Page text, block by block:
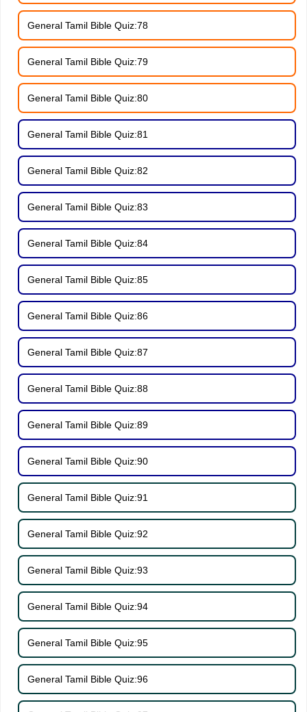
General Tamil Bible Quiz:78
General Tamil Bible Quiz:79
General Tamil Bible Quiz:80
General Tamil Bible Quiz:81
General Tamil Bible Quiz:82
General Tamil Bible Quiz:83
General Tamil Bible Quiz:84
General Tamil Bible Quiz:85
General Tamil Bible Quiz:86
General Tamil Bible Quiz:87
General Tamil Bible Quiz:88
General Tamil Bible Quiz:89
General Tamil Bible Quiz:90
General Tamil Bible Quiz:91
General Tamil Bible Quiz:92
General Tamil Bible Quiz:93
General Tamil Bible Quiz:94
General Tamil Bible Quiz:95
General Tamil Bible Quiz:96